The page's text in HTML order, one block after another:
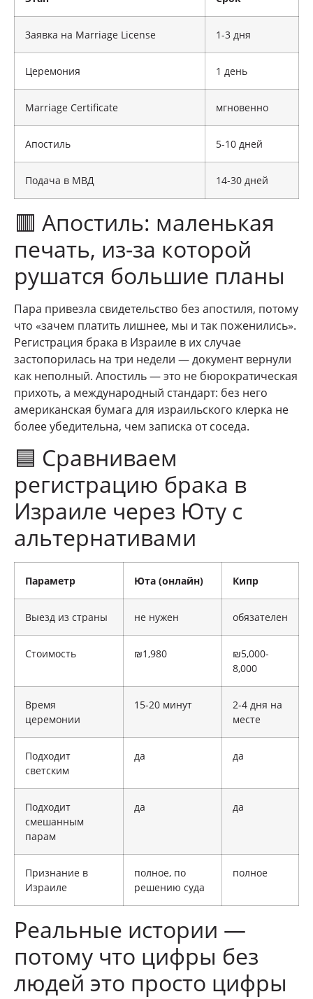
Заявка на Marriage License 1-3 дня
Церемония 1 день
Marriage Certificate мгновенно
Апостиль 5-10 дней
Подача в МВД 14-30 дней
🟥 Апостиль: маленькая
печать, из-за которой
рушатся большие планы
Пара привезла свидетельство без апостиля, потому
что «зачем платить лишнее, мы и так поженились».
Регистрация брака в Израиле в их случае
застопорилась на три недели — документ вернули
как неполный. Апостиль — это не бюрократическая
прихоть, а международный стандарт: без него
американская бумага для израильского клерка не
более убедительна, чем записка от соседа.
🟦 Сравниваем
регистрацию брака в
Израиле через Юту с
альтернативами
Параметр Юта (онлайн) Кипр
Выезд из страны не нужен обязателен
Стоимость ₪1,980
₪5,000-
8,000
Время
церемонии
15-20 минут
2-4 дня на
месте
Подходит
светским
да да
Подходит
смешанным
парам
да да
Признание в
Израиле
полное, по
решению суда
полное
Реальные истории —
потому что цифры без
людей это просто цифры